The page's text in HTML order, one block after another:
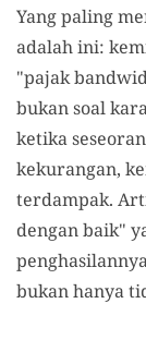
Yang paling
adalah ini:
"pajak
bukan soal
ketika
kekurangan,
terdampak.
dengan baik"
bukan hanya